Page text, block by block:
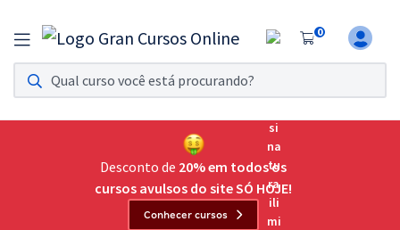
0
Assinatura Ilimitada 11
Acesso a todos os cursos. Teste grátis por 7 dias!
Assinatura OAB Até Passar
Acesso ilimitado a toda preparação para o Exame da
Desconto de 20% em todos os
cursos avulsos do site SÓ HOJE!
Conhecer cursos